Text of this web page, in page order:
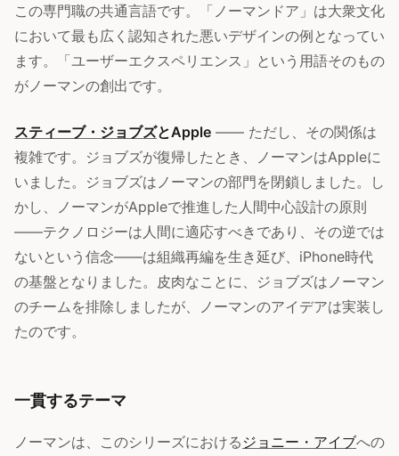
この専門職の共通言語です。「ノーマンドア」は大衆文化
において最も広く認知された悪いデザインの例となってい
ます。「ユーザーエクスペリエンス」という用語そのもの
がノーマンの創出です。
スティーブ・ジョブズとApple —— ただし、その関係は
複雑です。ジョブズが復帰したとき、ノーマンはAppleに
いました。ジョブズはノーマンの部門を閉鎖しました。し
かし、ノーマンがAppleで推進した人間中心設計の原則
——テクノロジーは人間に適応すべきであり、その逆では
ないという信念——は組織再編を生き延び、iPhone時代
の基盤となりました。皮肉なことに、ジョブズはノーマン
のチームを排除しましたが、ノーマンのアイデアは実装し
たのです。
一貫するテーマ
ノーマンは、このシリーズにおける ジョニー・アイブへの